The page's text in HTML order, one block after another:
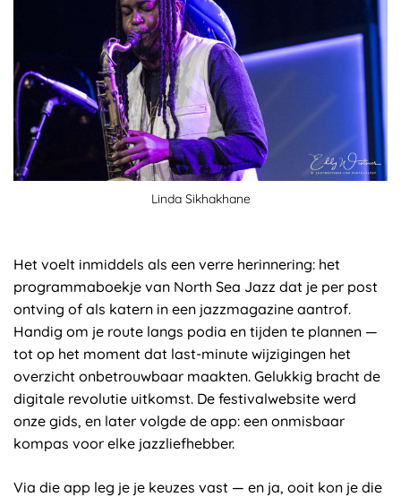
Linda Sikhakhane
Het voelt inmiddels als een verre herinnering: het
programmaboekje van North Sea Jazz dat je per post
ontving of als katern in een jazzmagazine aantrof.
Handig om je route langs podia en tijden te plannen —
tot op het moment dat last-minute wijzigingen het
overzicht onbetrouwbaar maakten. Gelukkig bracht de
digitale revolutie uitkomst. De festivalwebsite werd
onze gids, en later volgde de app: een onmisbaar
kompas voor elke jazzliefhebber.
Via die app leg je je keuzes vast — en ja, ooit kon je die